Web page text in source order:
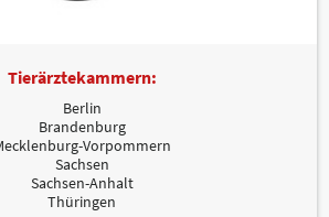
Tierärztekammern:
Berlin
Brandenburg
Vorpommern
Sachsen
Sachsen-Anhalt
Thüringen